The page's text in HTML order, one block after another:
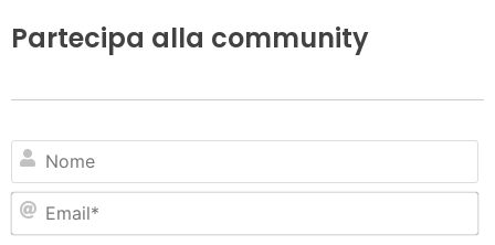
Partecipa alla community